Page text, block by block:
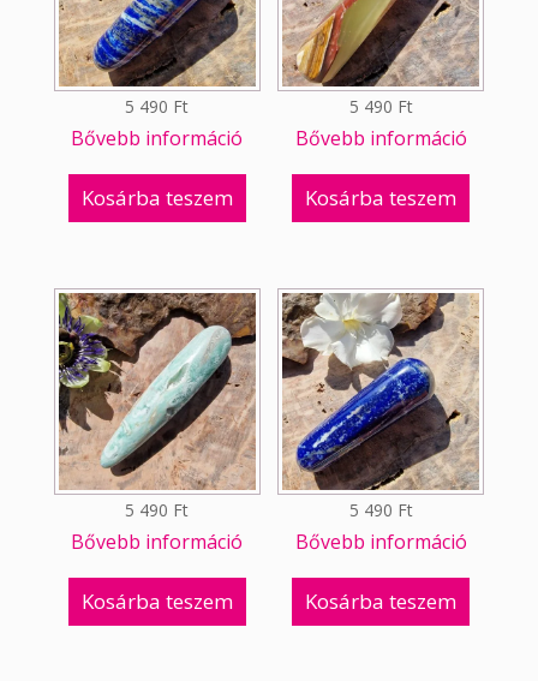
5 490 Ft
Bővebb információ
Kosárba teszem
5 490 Ft
Bővebb információ
Kosárba teszem
5 490 Ft
Bővebb információ
Kosárba teszem
5 490 Ft
Bővebb információ
Kosárba teszem